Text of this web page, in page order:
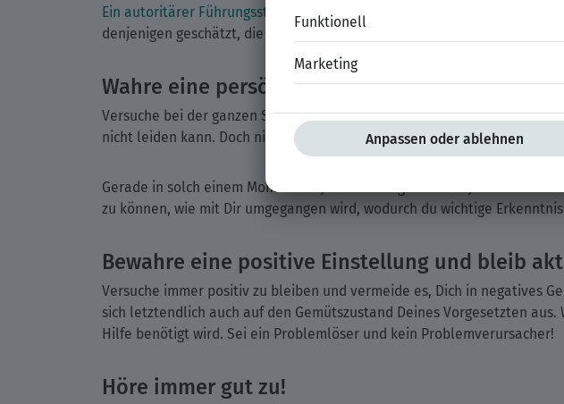
Ein autoritärer Führungsstil
ist zum Beispiel häufig dazu verleitet,
denjenigen geschätzt, die einen kooperativen Führungsstil bevorzugen.
Wahre eine persönliche Distanz!
Versuche bei der ganzen Sache immer professionell zu bleiben. Du
nicht leiden kann. Doch niemand nimmt es Dir übel, sollte Dich diese
Gerade in solch einem Moment ist jedoch eine gewisse Objektivität die
zu können, wie mit Dir umgegangen wird, wodurch du wichtige
Bewahre eine positive Einstellung und bleib
Versuche immer positiv zu bleiben und vermeide es, Dich in negatives
sich letztendlich auch auf den Gemütszustand Deines Vorgesetzten
Hilfe benötigt wird. Sei ein Problemlöser und kein Problemverursacher!
Höre immer gut zu!